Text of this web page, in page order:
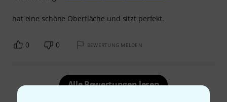
hat eine schöne Oberfläche und sitzt perfekt.
0 0 BEWERTUNG MELDEN
Alle Bewertungen lesen